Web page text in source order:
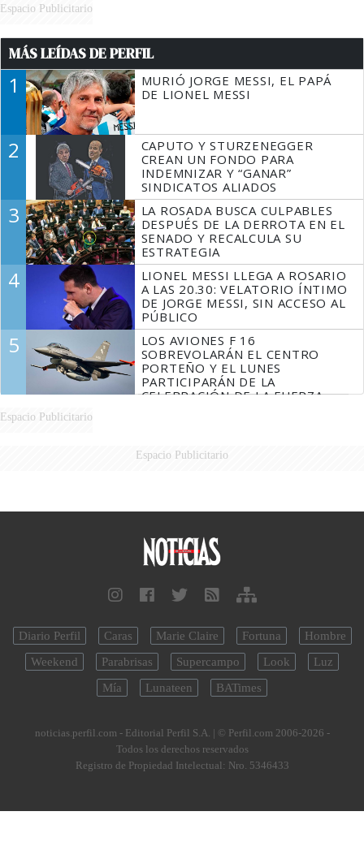
Espacio Publicitario
MÁS LEÍDAS DE PERFIL
1
MURIÓ JORGE MESSI, EL PAPÁ
DE LIONEL MESSI
2
CAPUTO Y STURZENEGGER
CREAN UN FONDO PARA
INDEMNIZAR Y “GANAR”
SINDICATOS ALIADOS
3
LA ROSADA BUSCA CULPABLES
DESPUÉS DE LA DERROTA EN EL
SENADO Y RECALCULA SU
ESTRATEGIA
4
LIONEL MESSI LLEGA A ROSARIO
A LAS 20.30: VELATORIO ÍNTIMO
DE JORGE MESSI, SIN ACCESO AL
PÚBLICO
5
LOS AVIONES F 16
SOBREVOLARÁN EL CENTRO
PORTEÑO Y EL LUNES
PARTICIPARÁN DE LA
CELEBRACIÓN DE LA FUERZA
Espacio Publicitario
Espacio Publicitario
Diario Perfil Caras Marie Claire Fortuna
Hombre
Weekend
Parabrisas Supercampo Look
Luz
Mía
Lunateen BATimes
noticias.perfil.com - Editorial Perfil S.A. | © Perfil.com 2006-2026 -
Todos los derechos reservados
Registro de Propiedad Intelectual: Nro. 5346433